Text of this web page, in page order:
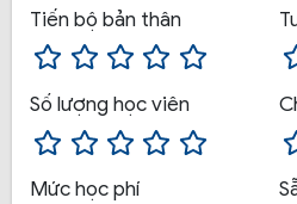
Bên cạnh đó trung tâm luôn
phương pháp giảng dạy và
nhất tất cả nhu cầu của học
2. Tại sao học viên đổ
tại Đồng Tâm?
Tiến bộ bản thân
Số lượng học viên
Mức học phí